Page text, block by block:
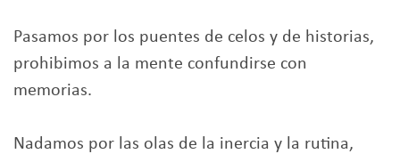
Pasamos por los puentes de celos y de historias,
prohibimos a la mente confundirse con
memorias.
Nadamos por las olas de la inercia y la rutina,